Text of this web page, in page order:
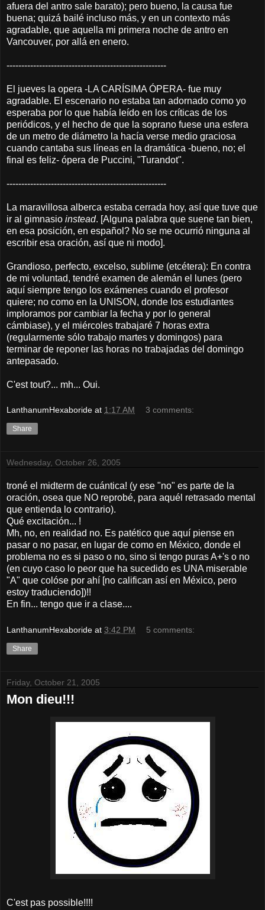
afuera del antro sale barato); pero bueno, la causa fue
buena; quizá bailé incluso más, y en un contexto más
agradable, que aquella mi primera noche de antro en
Vancouver, por allá en enero.
------------------------------------------------------
El jueves la opera -LA CARÍSIMA ÓPERA- fue muy
agradable. El escenario no estaba tan adornado como yo
esperaba por lo que había leído en los críticas de los
periódicos, y el hecho de que la soprano fuese una esfera
de un metro de diámetro la hacía verse medio graciosa
cuando cantaba sus líneas en la dramática -bueno, no; el
final es feliz- ópera de Puccini, "Turandot".
------------------------------------------------------
La maravillosa alberca estaba cerrada hoy, así que tuve que
ir al gimnasio instead. [Alguna palabra que suene tan bien,
en esa posición, en español? No se me ocurrió ninguna al
escribir esa oración, así que ni modo].
Grandioso, perfecto, excelso, sublime (etcétera): En contra
de mi voluntad, tendré examen de alemán el lunes (pero
aquí siempre tengo los exámenes cuando el profesor
quiere; no como en la UNISON, donde los estudiantes
imploramos por cambiar la fecha y por lo general
cámbiase), y el miércoles trabajaré 7 horas extra
(regularmente sólo trabajo martes y domingos) para
terminar de reponer las horas no trabajadas del domingo
antepasado.
C'est tout?... mh... Oui.
LanthanumHexaboride at 1:17 AM 3 comments:
Share
Wednesday, October 26, 2005
troné el midterm de cuántica! (y ese "no" es parte de la
oración, osea que NO reprobé, para aquél retrasado mental
que entienda lo contrario).
Qué excitación... !
Mh, no, en realidad no. Es patético que aquí piense en
pasar o no pasar, en lugar de como en México, donde el
problema no es si paso o no, sino si tengo puras A+'s o no
(en cuyo caso lo peor que ha sucedido es UNA miserable
"A" que colóse por ahí [no califican así en México, pero
estoy traduciendo])!!
En fin... tengo que ir a clase....
LanthanumHexaboride at 3:42 PM 5 comments:
Share
Friday, October 21, 2005
Mon dieu!!!
C'est pas possible!!!!